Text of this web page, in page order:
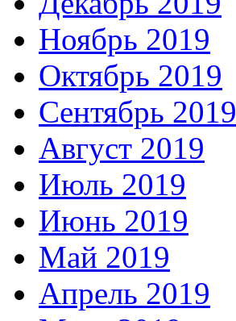
Ноябрь 2019
Октябрь 2019
Сентябрь 2019
Август 2019
Июль 2019
Июнь 2019
Май 2019
Апрель 2019